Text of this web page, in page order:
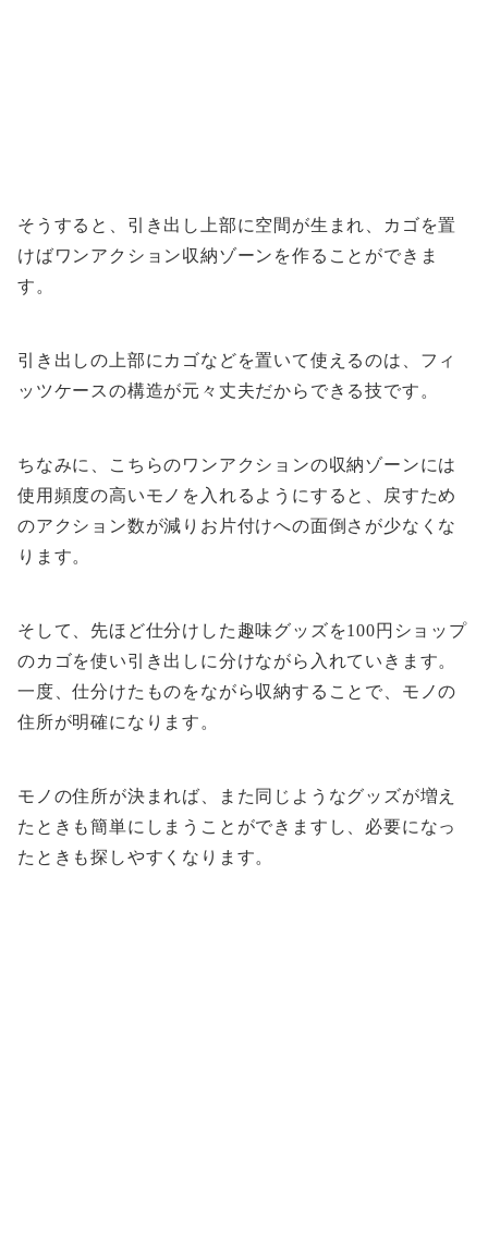
そうすると、引き出し上部に空間が生まれ、カゴを置
けばワンアクション収納ゾーンを作ることができま
す。
引き出しの上部にカゴなどを置いて使えるのは、フィ
ッツケースの構造が元々丈夫だからできる技です。
ちなみに、こちらのワンアクションの収納ゾーンには
使用頻度の高いモノを入れるようにすると、戻すため
のアクション数が減りお片付けへの面倒さが少なくな
ります。
そして、先ほど仕分けした趣味グッズを100円ショップ
のカゴを使い引き出しに分けながら入れていきます。
一度、仕分けたものをながら収納することで、モノの
住所が明確になります。
モノの住所が決まれば、また同じようなグッズが増え
たときも簡単にしまうことができますし、必要になっ
たときも探しやすくなります。